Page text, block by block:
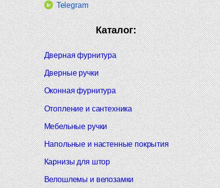
Telegram
Каталог:
Дверная фурнитура
Дверные ручки
Оконная фурнитура
Отопление и сантехника
Мебельные ручки
Напольные и настенные покрытия
Карнизы для штор
Велошлемы и велозамки